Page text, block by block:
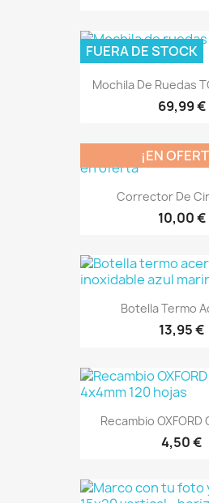
Mochila De Ruedas
69,99 €
FUERA DE STOCK
Corrector De
10,00 €
¡EN
Botella Termo
13,95 €
Recambio
4,50 €